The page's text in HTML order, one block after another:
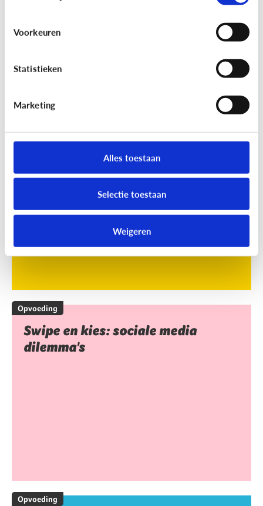
Voorkeuren
Statistieken
Marketing
Alles toestaan
Selectie toestaan
Weigeren
[Online quiz]Waar is schermtijd
Opvoeding
Swipe en kies: sociale media
dilemma's
Opvoeding